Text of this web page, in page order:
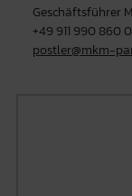
Geschäftsführer
+49 911 990 860 0
postler@mkm-